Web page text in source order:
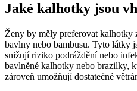
Jaké kalhotky jsou
Ženy by měly preferovat kalhotky
bavlny nebo bambusu. Tyto látky
snižují riziko podráždění nebo
bavlněné kalhotky nebo brazilky,
zároveň umožňují dostatečné